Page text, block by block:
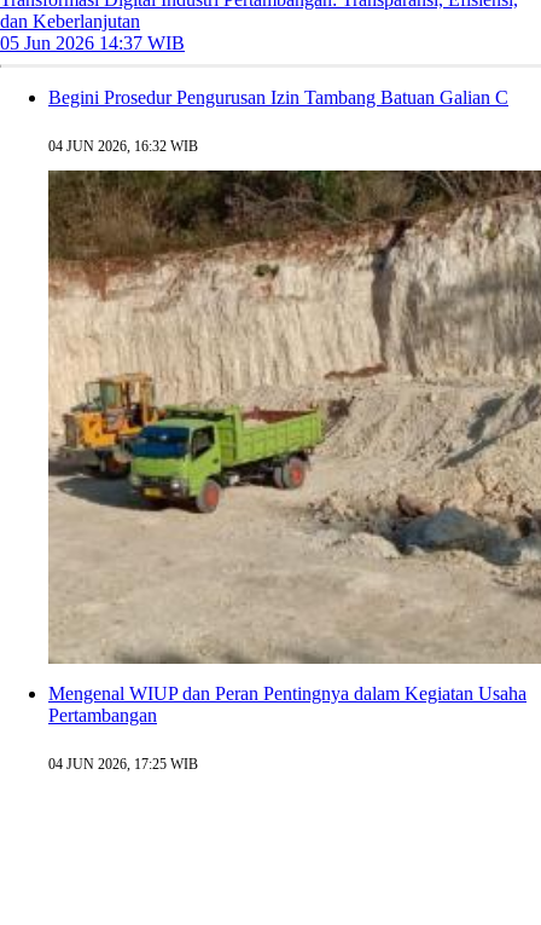
dan Keberlanjutan
05 Jun 2026 14:37 WIB
Begini Prosedur Pengurusan Izin Tambang Batuan Galian C
04 JUN 2026, 16:32 WIB
Mengenal WIUP dan Peran Pentingnya dalam Kegiatan Usaha
Pertambangan
04 JUN 2026, 17:25 WIB